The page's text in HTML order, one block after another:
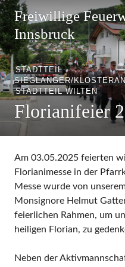
Zum
Inhalt
springen
Freiwillige
Innsbruck
STADTTEIL
SIEGLANGER/
STADTTEIL WILTEN
Florianifeier
Am 03.05.2025 feierten
Florianimesse in der
Messe wurde von
Monsignore Helmut
feierlichen Rahmen, um
heiligen Florian, zu
Neben der